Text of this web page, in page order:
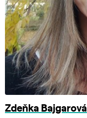
Zdeňka Bajgarová